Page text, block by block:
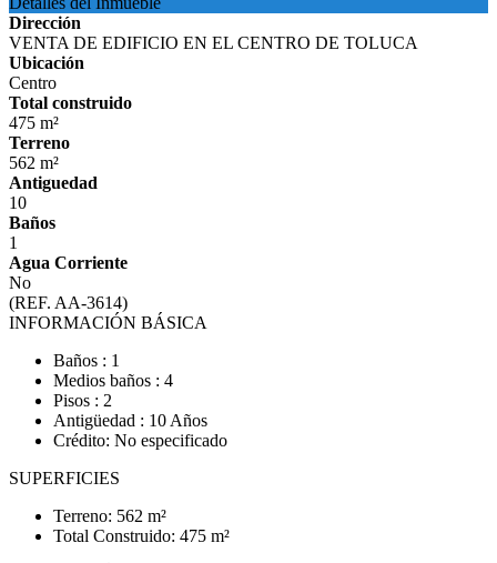
Dirección
VENTA DE EDIFICIO EN EL CENTRO DE TOLUCA
Ubicación
Centro
Total construido
475 m²
Terreno
562 m²
Antiguedad
10
Baños
1
Agua Corriente
No
(REF. AA-3614)
INFORMACIÓN BÁSICA
Baños : 1
Medios baños : 4
Pisos : 2
Antigüedad : 10 Años
Crédito: No especificado
SUPERFICIES
Terreno: 562 m²
Total Construido: 475 m²